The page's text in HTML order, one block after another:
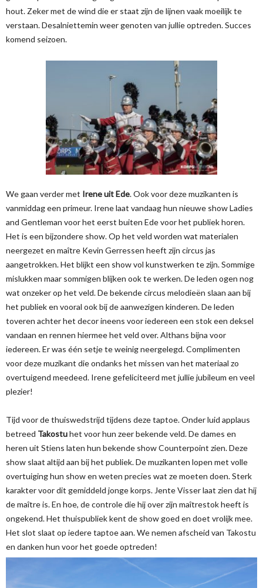
hout. Zeker met de wind die er staat zijn de lijnen vaak moeilijk te
verstaan. Desalniettemin weer genoten van jullie optreden. Succes
komend seizoen.
We gaan verder met Irene uit Ede. Ook voor deze muzikanten is
vanmiddag een primeur. Irene laat vandaag hun nieuwe show Ladies
and Gentleman voor het eerst buiten Ede voor het publiek horen.
Het is een bijzondere show. Op het veld worden wat materialen
neergezet en maître Kevin Gerressen heeft zijn circus jas
aangetrokken. Het blijkt een show vol kunstwerken te zijn. Sommige
mislukken maar sommigen blijken ook te werken. De leden ogen nog
wat onzeker op het veld. De bekende circus melodieën slaan aan bij
het publiek en vooral ook bij de aanwezigen kinderen. De leden
toveren achter het decor ineens voor iedereen een stok een deksel
vandaan en rennen hiermee het veld over. Althans bijna voor
iedereen. Er was één setje te weinig neergelegd. Complimenten
voor deze muzikant die ondanks het missen van het materiaal zo
overtuigend meedeed. Irene gefeliciteerd met jullie jubileum en veel
plezier!
Tijd voor de thuiswedstrijd tijdens deze taptoe. Onder luid applaus
betreed Takostuhet voor hun zeer bekende veld. De dames en
heren uit Stiens laten hun bekende show Counterpoint zien. Deze
show slaat altijd aan bij het publiek. De muzikanten lopen met volle
overtuiging hun show en weten precies wat ze moeten doen. Sterk
karakter voor dit gemiddeld jonge korps. Jente Visser laat zien dat hij
de maître is. En hoe, de controle die hij over zijn maîtrestok heeft is
ongekend. Het thuispubliek kent de show goed en doet vrolijk mee.
Het slot slaat op iedere taptoe aan. We nemen afscheid van Takostu
en danken hun voor het goede optreden!